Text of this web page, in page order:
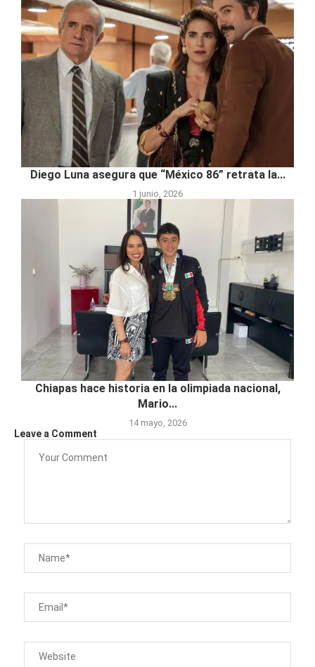
Diego Luna asegura que “México 86” retrata la...
1 junio, 2026
Chiapas hace historia en la olimpiada nacional,
Mario...
14 mayo, 2026
Leave a Comment